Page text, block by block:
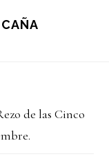
de las Cinco